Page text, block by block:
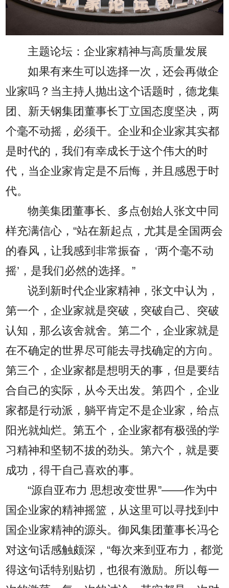
主题论坛：企业家精神与高质量发展
如果有来生可以选择一次，还会再做企
业家吗？当主持人抛出这个话题时，德龙集
团、新天钢集团董事长丁立国态度坚决，两
个毫不动摇，必须干。企业和企业家其实都
是时代的，我们有幸成长于这个伟大的时
代，当企业家肯定是不后悔，并且感恩于时
代。
物美集团董事长、多点创始人张文中同
样充满信心，“站在新起点，尤其是全国两会
的春风，让我感到非常振奋， ‘两个毫不动
摇’，是我们必然的选择。”
说到新时代企业家精神，张文中认为，
第一个，企业家就是突破，突破自己、突破
认知，那么该舍就舍。第二个，企业家就是
在不确定的世界尽可能去寻找确定的方向。
第三个，企业家都是想明天的事，但是要结
合自己的实际，从今天出发。第四个，企业
家都是行动派，躺平肯定不是企业家，给点
阳光就灿烂。第五个，企业家都有极强的学
习精神和坚韧不拔的劲头。第六个，就是要
成功，得干自己喜欢的事。
“源自亚布力 思想改变世界”——作为中
国企业家的精神摇篮，从这里可以寻找到中
国企业家精神的源头。御风集团董事长冯仑
对这句话感触颇深，“每次来到亚布力，都觉
得这句话特别贴切，也很有激励。所以每一